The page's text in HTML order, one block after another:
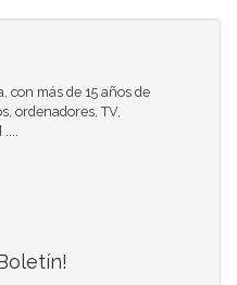
con más de 15 años de
ordenadores, TV,